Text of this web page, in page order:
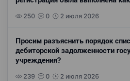
250 0 2 июля 2026
Просим разъяснить порядок
дебиторской задолженности
учреждения?
239 0 2 июля 2026